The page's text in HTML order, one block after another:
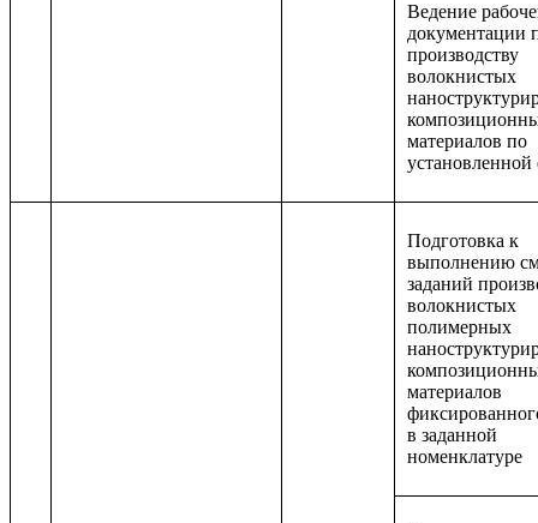
Ведение
документации
производству
волокнистых
материалов по
Подготовка к
выполнению
заданий
волокнистых
полимерных
материалов
в заданной
номенклатуре